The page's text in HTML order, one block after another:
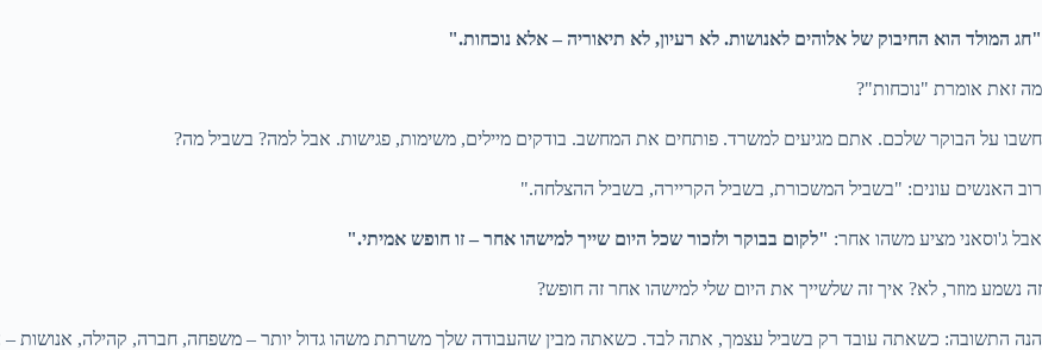
"חג המולד הוא החיבוק של אלוהים לאנושות. לא רעיון, לא תיאוריה – אלא נוכחות."
מה זאת אומרת "נוכחות"?
חשבו על הבוקר שלכם. אתם מגיעים למשרד. פותחים את המחשב. בודקים מיילים, משימות, פגישות. אבל למה? בשביל מה?
רוב האנשים עונים: "בשביל המשכורת, בשביל הקריירה, בשביל ההצלחה."
אבל ג'וסאני מציע משהו אחר: "לקום בבוקר ולזכור שכל היום שייך למישהו אחר – זו חופש אמיתי."
זה נשמע מוזר, לא? איך זה שלשייך את היום שלי למישהו אחר זה חופש?
הנה התשובה: כשאתה עובד רק בשביל עצמך, אתה לבד. כשאתה מבין שהעבודה שלך משרתת משהו גדול יותר – משפחה, חברה, קהילה, אנושות